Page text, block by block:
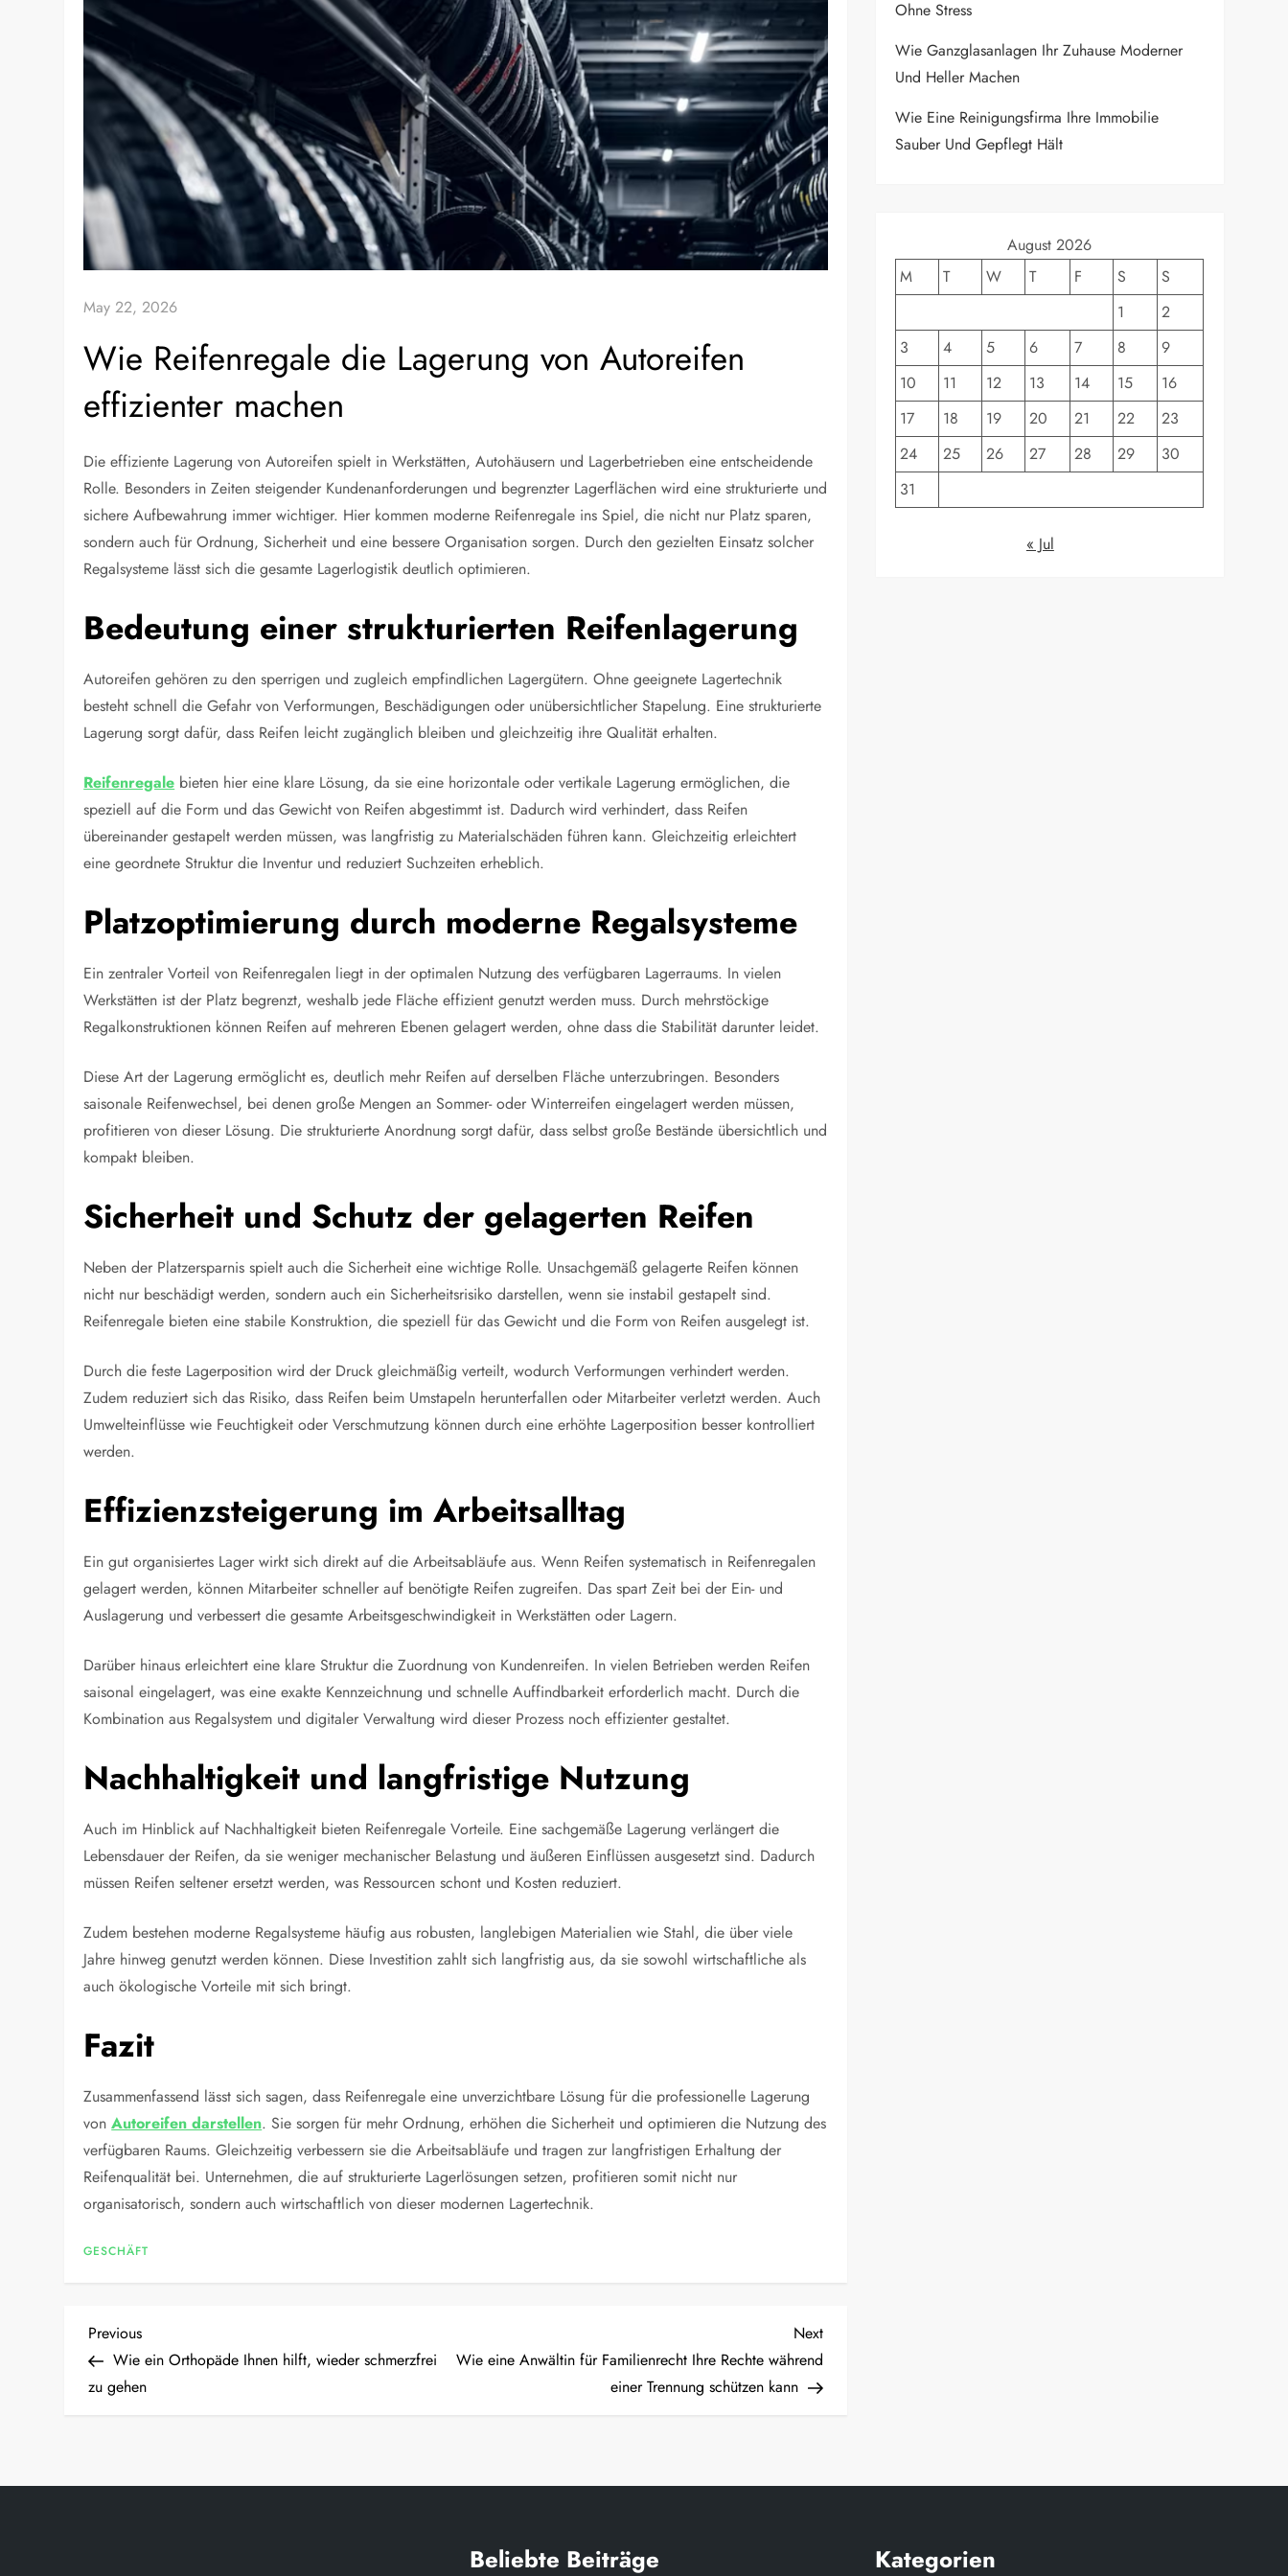
May 22, 2026
Wie Reifenregale die Lagerung von Autoreifen
effizienter machen
Die effiziente Lagerung von Autoreifen spielt in Werkstätten, Autohäusern und Lagerbetrieben eine entscheidende
Rolle. Besonders in Zeiten steigender Kundenanforderungen und begrenzter Lagerflächen wird eine strukturierte und
sichere Aufbewahrung immer wichtiger. Hier kommen moderne Reifenregale ins Spiel, die nicht nur Platz sparen,
sondern auch für Ordnung, Sicherheit und eine bessere Organisation sorgen. Durch den gezielten Einsatz solcher
Regalsysteme lässt sich die gesamte Lagerlogistik deutlich optimieren.
Bedeutung einer strukturierten Reifenlagerung
Autoreifen gehören zu den sperrigen und zugleich empfindlichen Lagergütern. Ohne geeignete Lagertechnik
besteht schnell die Gefahr von Verformungen, Beschädigungen oder unübersichtlicher Stapelung. Eine strukturierte
Lagerung sorgt dafür, dass Reifen leicht zugänglich bleiben und gleichzeitig ihre Qualität erhalten.
Reifenregale bieten hier eine klare Lösung, da sie eine horizontale oder vertikale Lagerung ermöglichen, die
speziell auf die Form und das Gewicht von Reifen abgestimmt ist. Dadurch wird verhindert, dass Reifen
übereinander gestapelt werden müssen, was langfristig zu Materialschäden führen kann. Gleichzeitig erleichtert
eine geordnete Struktur die Inventur und reduziert Suchzeiten erheblich.
Platzoptimierung durch moderne Regalsysteme
Ein zentraler Vorteil von Reifenregalen liegt in der optimalen Nutzung des verfügbaren Lagerraums. In vielen
Werkstätten ist der Platz begrenzt, weshalb jede Fläche effizient genutzt werden muss. Durch mehrstöckige
Regalkonstruktionen können Reifen auf mehreren Ebenen gelagert werden, ohne dass die Stabilität darunter leidet.
Diese Art der Lagerung ermöglicht es, deutlich mehr Reifen auf derselben Fläche unterzubringen. Besonders
saisonale Reifenwechsel, bei denen große Mengen an Sommer- oder Winterreifen eingelagert werden müssen,
profitieren von dieser Lösung. Die strukturierte Anordnung sorgt dafür, dass selbst große Bestände übersichtlich und
kompakt bleiben.
Sicherheit und Schutz der gelagerten Reifen
Neben der Platzersparnis spielt auch die Sicherheit eine wichtige Rolle. Unsachgemäß gelagerte Reifen können
nicht nur beschädigt werden, sondern auch ein Sicherheitsrisiko darstellen, wenn sie instabil gestapelt sind.
Reifenregale bieten eine stabile Konstruktion, die speziell für das Gewicht und die Form von Reifen ausgelegt ist.
Durch die feste Lagerposition wird der Druck gleichmäßig verteilt, wodurch Verformungen verhindert werden.
Zudem reduziert sich das Risiko, dass Reifen beim Umstapeln herunterfallen oder Mitarbeiter verletzt werden. Auch
Umwelteinflüsse wie Feuchtigkeit oder Verschmutzung können durch eine erhöhte Lagerposition besser kontrolliert
werden.
Effizienzsteigerung im Arbeitsalltag
Ein gut organisiertes Lager wirkt sich direkt auf die Arbeitsabläufe aus. Wenn Reifen systematisch in Reifenregalen
gelagert werden, können Mitarbeiter schneller auf benötigte Reifen zugreifen. Das spart Zeit bei der Ein- und
Auslagerung und verbessert die gesamte Arbeitsgeschwindigkeit in Werkstätten oder Lagern.
Darüber hinaus erleichtert eine klare Struktur die Zuordnung von Kundenreifen. In vielen Betrieben werden Reifen
saisonal eingelagert, was eine exakte Kennzeichnung und schnelle Auffindbarkeit erforderlich macht. Durch die
Kombination aus Regalsystem und digitaler Verwaltung wird dieser Prozess noch effizienter gestaltet.
Nachhaltigkeit und langfristige Nutzung
Auch im Hinblick auf Nachhaltigkeit bieten Reifenregale Vorteile. Eine sachgemäße Lagerung verlängert die
Lebensdauer der Reifen, da sie weniger mechanischer Belastung und äußeren Einflüssen ausgesetzt sind. Dadurch
müssen Reifen seltener ersetzt werden, was Ressourcen schont und Kosten reduziert.
Zudem bestehen moderne Regalsysteme häufig aus robusten, langlebigen Materialien wie Stahl, die über viele
Jahre hinweg genutzt werden können. Diese Investition zahlt sich langfristig aus, da sie sowohl wirtschaftliche als
auch ökologische Vorteile mit sich bringt.
Fazit
Zusammenfassend lässt sich sagen, dass Reifenregale eine unverzichtbare Lösung für die professionelle Lagerung
vonAutoreifen darstellen. Sie sorgen für mehr Ordnung, erhöhen die Sicherheit und optimieren die Nutzung des
verfügbaren Raums. Gleichzeitig verbessern sie die Arbeitsabläufe und tragen zur langfristigen Erhaltung der
Reifenqualität bei. Unternehmen, die auf strukturierte Lagerlösungen setzen, profitieren somit nicht nur
organisatorisch, sondern auch wirtschaftlich von dieser modernen Lagertechnik.
GESCHÄFT
P
o
t
Previous
Post
Previous
Wie ein Orthopäde Ihnen hilft, wieder schmerzfrei
zu gehen
Next
Post
Next
Wie eine Anwältin für Familienrecht Ihre Rechte während
einer Trennung schützen kann
Ohne Stress
Wie Ganzglasanlagen Ihr Zuhause Moderner
Und Heller Machen
Wie Eine Reinigungsfirma Ihre Immobilie
Sauber Und Gepflegt Hält
August 2026
M
T W T F S
S
1
2
3
4 5 6 7 8
9
10
11 12 13 14 15
16
17
18 19 20 21 22
23
24
25 26 27 28 29
30
31
« Jul
Beliebte Beiträge Kategorien